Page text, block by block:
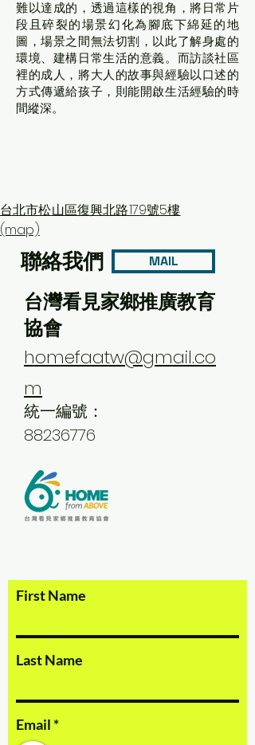
難以達成的，透過這樣的視角，將日常片
段且碎裂的場景幻化為腳底下綿延的地
圖，場景之間無法切割，以此了解身處的
環境、建構日常生活的意義。而訪談社區
裡的成人，將大人的故事與經驗以口述的
方式傳遞給孩子，則能開啟生活經驗的時
間縱深。
台北市松山區復興北路179號5樓
(map)
聯絡我們 MAIL
台灣看見家鄉推廣教育
協會
homefaatw@gmail.co
m
統一編號：
88236776
First Name
Last Name
Email